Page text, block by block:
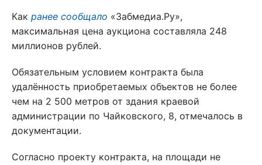
Как ранее сообщало «Забмедиа.Ру»,
максимальная цена аукциона составляла 248
миллионов рублей.
Обязательным условием контракта была
удалённость приобретаемых объектов не более
чем на 2 500 метров от здания краевой
администрации по Чайковского, 8, отмечалось в
документации.
Согласно проекту контракта, на площади не